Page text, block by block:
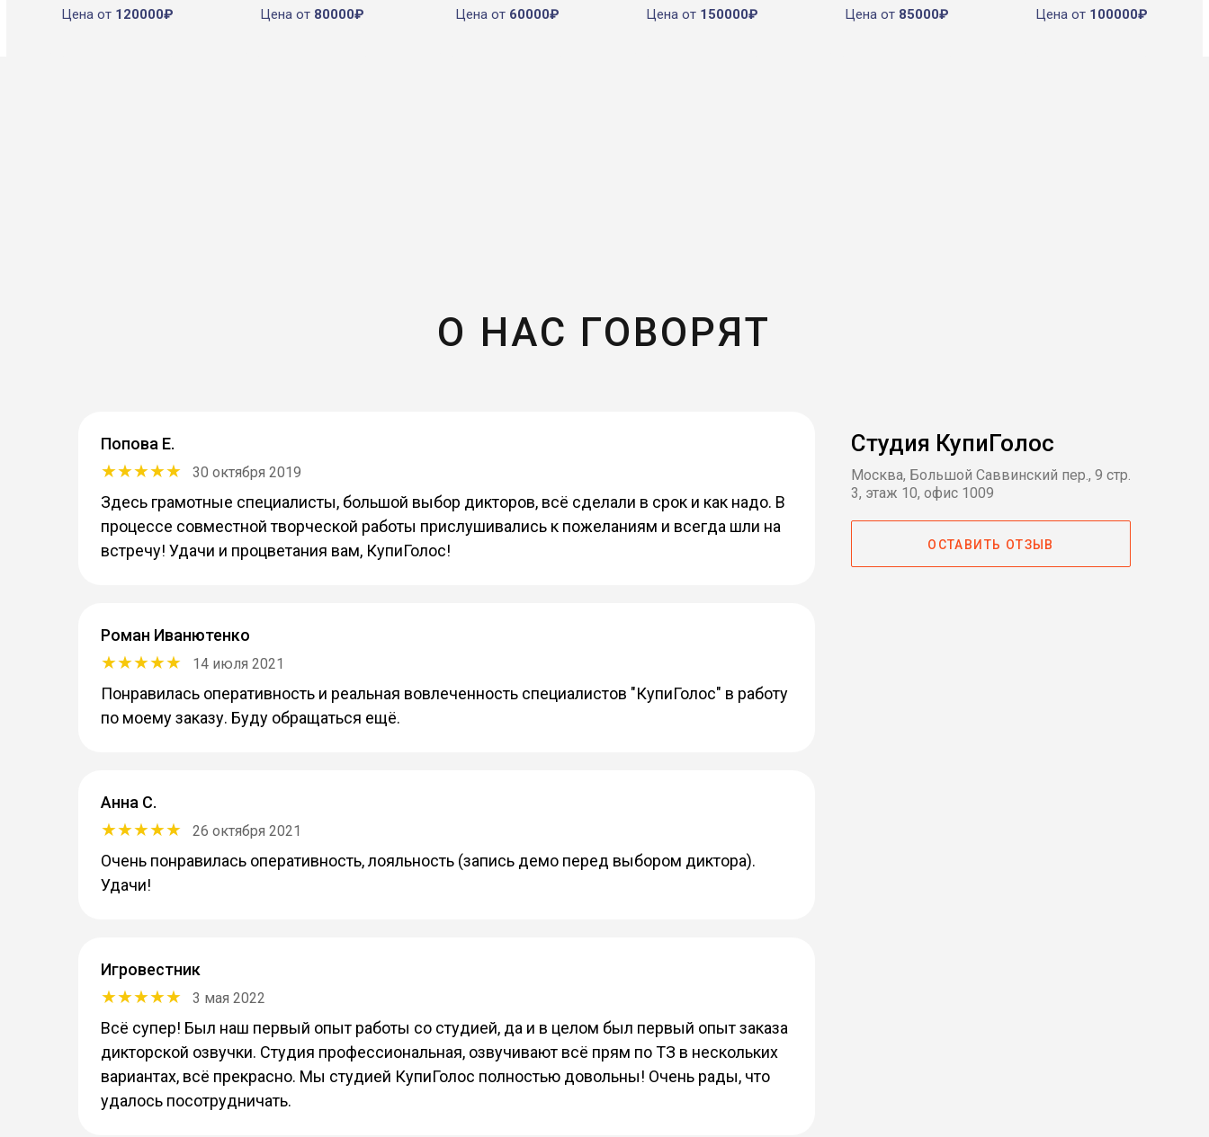
Цена от 120000₽
Цена от 80000₽
Цена от 60000₽
Цена от 150000₽
Цена от 85000₽
Цена от 100000₽
О НАС ГОВОРЯТ
Попова Е.
30 октября 2019
Здесь грамотные специалисты, большой выбор дикторов, всё сделали в срок и как надо. В
процессе совместной творческой работы прислушивались к пожеланиям и всегда шли на
встречу! Удачи и процветания вам, КупиГолос!
Роман Иванютенко
14 июля 2021
Понравилась оперативность и реальная вовлеченность специалистов "КупиГолос" в работу
по моему заказу. Буду обращаться ещё.
Анна С.
26 октября 2021
Очень понравилась оперативность, лояльность (запись демо перед выбором диктора).
Удачи!
Игровестник
3 мая 2022
Всё супер! Был наш первый опыт работы со студией, да и в целом был первый опыт заказа
дикторской озвучки. Студия профессиональная, озвучивают всё прям по ТЗ в нескольких
вариантах, всё прекрасно. Мы студией КупиГолос полностью довольны! Очень рады, что
удалось посотрудничать.
Студия КупиГолос
Москва, Большой Саввинский пер., 9 стр.
3, этаж 10, офис 1009
ОСТАВИТЬ ОТЗЫВ